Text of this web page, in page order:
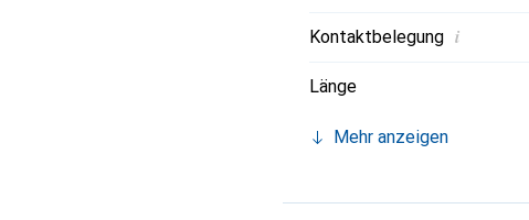
Kontaktbelegung i
Länge
Mehr anzeigen